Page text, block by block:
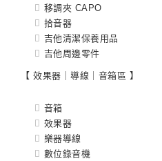
移調夾 CAPO
拾音器
吉他清潔保養用品
吉他周邊零件
【 效果器｜導線｜音箱區 】
音箱
效果器
樂器導線
數位錄音機